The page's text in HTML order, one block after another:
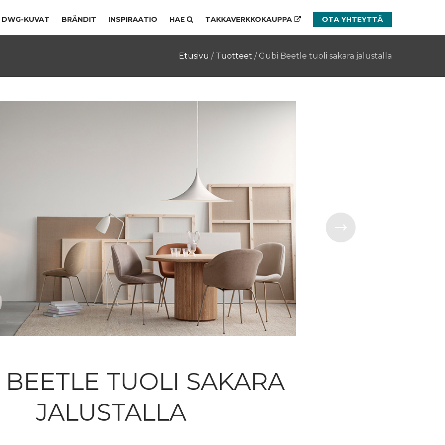
DWG-KUVAT BRÄNDIT INSPIRAATIO HAE TAKKAVERKKOKAUPPA OTA YHTEYTTÄ
Etusivu / Tuotteet / Gubi Beetle tuoli sakara jalustalla
TUOLI SAKARA
JALUSTALLA